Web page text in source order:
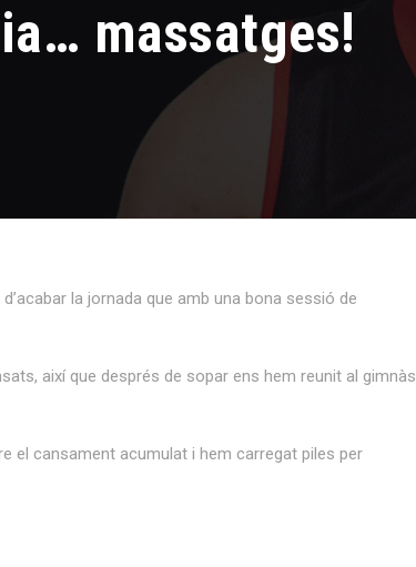
massatges!
la jornada que amb una bona sessió de
així que després de sopar ens hem reunit al gimnàs
el cansament acumulat i hem carregat piles per